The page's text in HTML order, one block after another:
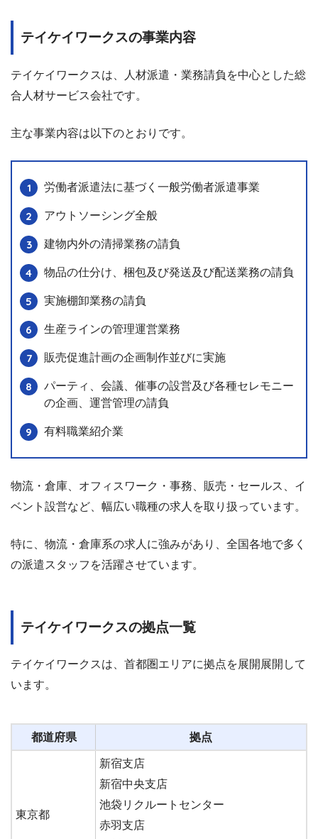
テイケイワークスの事業内容
テイケイワークスは、人材派遣・業務請負を中心とした総
合人材サービス会社です。
主な事業内容は以下のとおりです。
労働者派遣法に基づく一般労働者派遣事業
アウトソーシング全般
建物内外の清掃業務の請負
物品の仕分け、梱包及び発送及び配送業務の請負
実施棚卸業務の請負
生産ラインの管理運営業務
販売促進計画の企画制作並びに実施
パーティ、会議、催事の設営及び各種セレモニー
の企画、運営管理の請負
有料職業紹介業
物流・倉庫、オフィスワーク・事務、販売・セールス、イ
ベント設営など、幅広い職種の求人を取り扱っています。
特に、物流・倉庫系の求人に強みがあり、全国各地で多く
の派遣スタッフを活躍させています。
テイケイワークスの拠点一覧
テイケイワークスは、首都圏エリアに拠点を展開展開して
います。
都道府県 拠点
東京都
新宿支店
新宿中央支店
池袋リクルートセンター
赤羽支店